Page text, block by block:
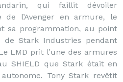
qui faillit dévoiler
de l’Avenger en armure, le
sa programmation, au point
Stark Industries pendant
LMD prit l’une des armures
SHIELD que Stark était en
Tony Stark revêtit